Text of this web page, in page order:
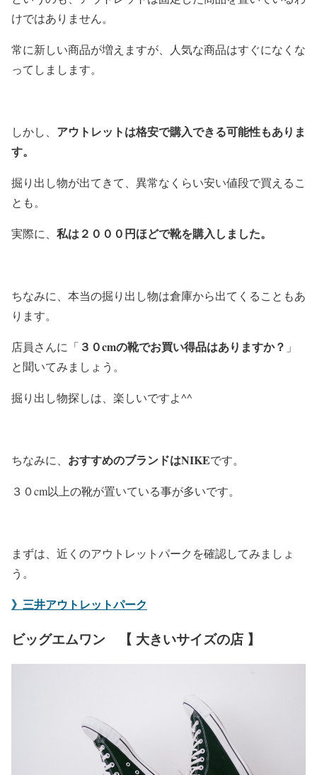
けではありません。
常に新しい商品が増えますが、人気な商品はすぐになくな
ってしまします。
しかし、 アウトレットは格安で購入できる可能性もありま
す。
掘り出し物が出てきて、異常なくらい安い値段で買えるこ
とも。
実際に、 私は２０００円ほどで靴を購入しました。
ちなみに、本当の掘り出し物は倉庫から出てくることもあ
ります。
店員さんに「 ３０cmの靴でお買い得品はありますか？ 」
と聞いてみましょう。
掘り出し物探しは、楽しいですよ^^
ちなみに、 おすすめのブランドはNIKEです。
３０cm以上の靴が置いている事が多いです。
まずは、近くのアウトレットパークを確認してみましょ
う。
》三井アウトレットパーク
ビッグエムワン 【 大きいサイズの店 】